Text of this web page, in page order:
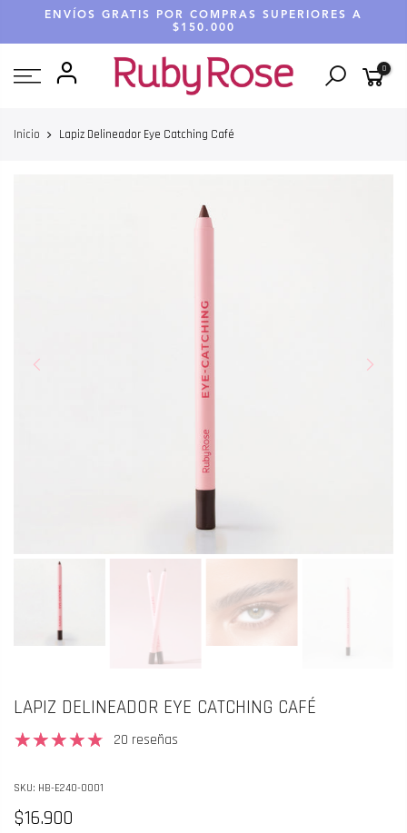
ENVÍOS GRATIS POR COMPRAS SUPERIORES A
$150.000
0
Inicio Lapiz Delineador Eye Catching Café
LAPIZ DELINEADOR EYE CATCHING CAFÉ
20 reseñas
SKU: HB-E240-0001
$16.900